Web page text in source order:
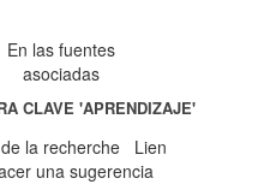
En las fuentes
asociadas
CLAVE'APRENDIZAJE'
la recherche
Lien
una sugerencia